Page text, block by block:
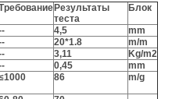
Результаты
теста
Блок
4,5
mm
20*1.8
m/m
3,11
Kg/m2
0,45
mm
86 m/g